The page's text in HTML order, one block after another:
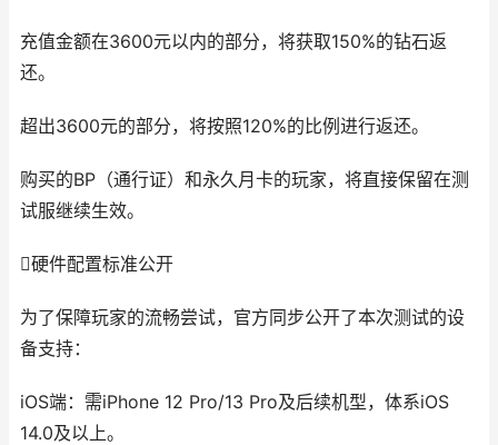
充值金额在3600元以内的部分，将获取150%的钻石返
还。
超出3600元的部分，将按照120%的比例进行返还。
购买的BP（通行证）和永久月卡的玩家，将直接保留在测
试服继续生效。
硬件配置标准公开
为了保障玩家的流畅尝试，官方同步公开了本次测试的设
备支持：
iOS端：需iPhone 12 Pro/13 Pro及后续机型，体系iOS
14.0及以上。